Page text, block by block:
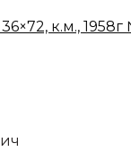
к.м.,